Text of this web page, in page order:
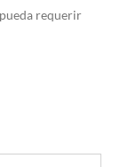
requerir